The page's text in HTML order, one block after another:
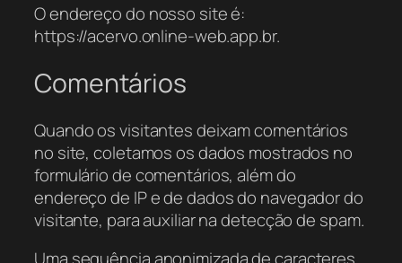
O endereço do nosso site é:
https://acervo.online-web.app.br.
Comentários
Quando os visitantes deixam comentários
no site, coletamos os dados mostrados no
formulário de comentários, além do
endereço de IP e de dados do navegador do
visitante, para auxiliar na detecção de spam.